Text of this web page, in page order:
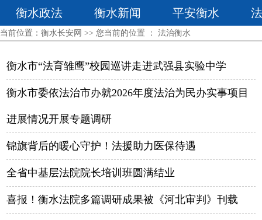
衡水政法 衡水新闻 平安衡水
当前位置： 衡水长安网 >> 您当前的位置 ： 法治衡水
衡水市“法育雏鹰”校园巡讲走进武强县实验中学
衡水市委依法治市办就2026年度法治为民办实事项目
进展情况开展专题调研
锦旗背后的暖心守护！法援助力医保待遇
全省中基层法院院长培训班圆满结业
喜报！衡水法院多篇调研成果被《河北审判》刊载